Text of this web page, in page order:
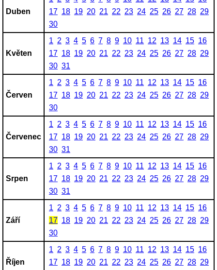
Duben
17 18 19 20 21 22 23 24 25 26 27 28 29
30
Květen
1 2 3 4 5 6 7 8 9 10 11 12 13 14 15 16
17 18 19 20 21 22 23 24 25 26 27 28 29
30 31
Červen
1 2 3 4 5 6 7 8 9 10 11 12 13 14 15 16
17 18 19 20 21 22 23 24 25 26 27 28 29
30
Červenec
1 2 3 4 5 6 7 8 9 10 11 12 13 14 15 16
17 18 19 20 21 22 23 24 25 26 27 28 29
30 31
Srpen
1 2 3 4 5 6 7 8 9 10 11 12 13 14 15 16
17 18 19 20 21 22 23 24 25 26 27 28 29
30 31
Září
1 2 3 4 5 6 7 8 9 10 11 12 13 14 15 16
17 18 19 20 21 22 23 24 25 26 27 28 29
30
Říjen
1 2 3 4 5 6 7 8 9 10 11 12 13 14 15 16
17 18 19 20 21 22 23 24 25 26 27 28 29